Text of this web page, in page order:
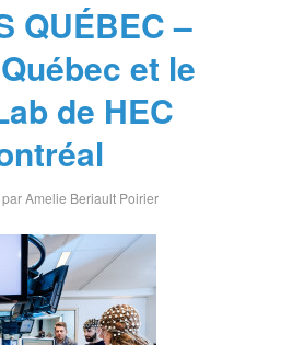
QUÉBEC –
et le
de HEC
parAmelie Beriault Poirier